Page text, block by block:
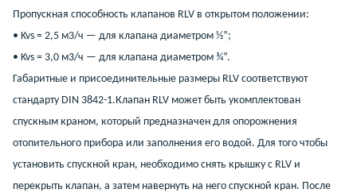
Пропускная способность клапанов RLV в открытом положении:
• Kvs = 2,5 м3/ч — для клапана диаметром ½”;
• Kvs = 3,0 м3/ч — для клапана диаметром ¾”.
Габаритные и присоединительные размеры RLV соответствуют
стандарту DIN 3842-1.Клапан RLV может быть укомплектован
спускным краном, который предназначен для опорожнения
отопительного прибора или заполнения его водой. Для того чтобы
установить спускной кран, необходимо снять крышку с RLV и
перекрыть клапан, а затем навернуть на него спускной кран. После